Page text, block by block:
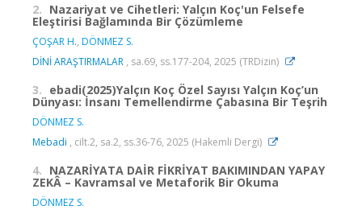
2. Nazariyat ve Cihetleri: Yalçın Koç'un Felsefe
Eleştirisi Bağlamında Bir Çözümleme
ÇOŞAR H., DÖNMEZ S.
DİNİ ARAŞTIRMALAR , sa.69, ss.177-204, 2025 (TRDizin)
3. ebadi(2025)Yalçın Koç Özel Sayısı Yalçın Koç’un
Dünyası: İnsanı Temellendirme Çabasına Bir Teşrih
DÖNMEZ S.
Mebadi , cilt.2, sa.2, ss.36-76, 2025 (Hakemli Dergi)
4. NAZARİYATA DAİR FİKRİYAT BAKIMINDAN YAPAY
ZEKÂ – Kavramsal ve Metaforik Bir Okuma
DÖNMEZ S.